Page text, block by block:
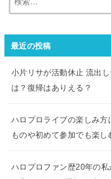
最近の投稿
小片リサが活動休止 流出
は？復帰はありえる？
ハロプロライブの楽しみ
ものや初めて参加でも楽し
ハロプロファン歴20年の